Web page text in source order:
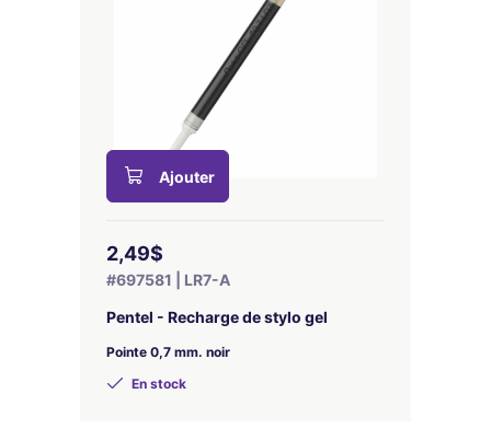
Ajouter
2,49$
#697581 | LR7-A
Pentel - Recharge de stylo gel
Pointe 0,7 mm. noir
En stock